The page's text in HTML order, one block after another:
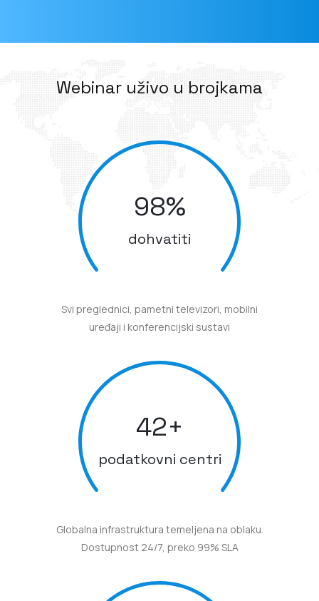
98%
dohvatiti
uređaji i konferencijski sustavi
42
podatkovni centri
Dostupnost 24/7, preko 99% SLA